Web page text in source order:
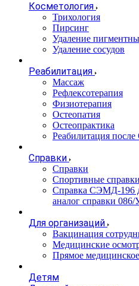
Косметология
Трихология
Пирсинг
Удаление
Удаление сосудов
Реабилитация
Массаж
Рефлексотерапия
Физиотерапия
Остеопатия
Остеопрактика
Реабилитация после
Справки
Справки
Спортивные справки
Справка СЭМД‑196
аналог справки 086/
Для организаций
Вакцинация
Медицинские
Прямое
Детям